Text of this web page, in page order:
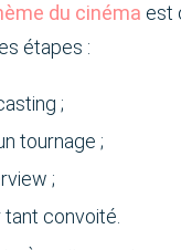
du cinéma est
étapes :
;
tournage ;
;
convoité.